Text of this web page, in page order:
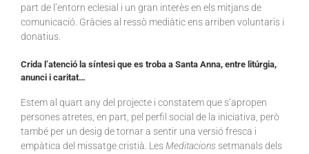
part de l’entorn eclesial i un gran interès en els mitjans de
comunicació. Gràcies al ressò mediàtic ens arriben voluntaris i
donatius.
Crida l’atenció la síntesi que es troba a Santa Anna, entre litúrgia,
anunci i caritat…
Estem al quart any del projecte i constatem que s’apropen
persones atretes, en part, pel perfil social de la iniciativa, però
també per un desig de tornar a sentir una versió fresca i
empàtica del missatge cristià. LesMeditacions setmanals dels